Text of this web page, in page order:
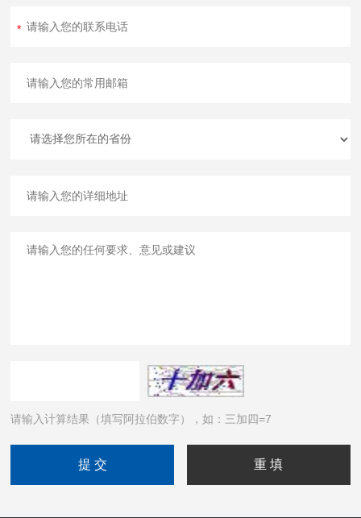
请输入计算结果（填写阿拉伯数字），如：三加四=7